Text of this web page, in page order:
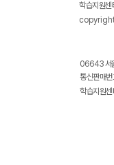
학습지원
06643 서
통신판매
학습지원